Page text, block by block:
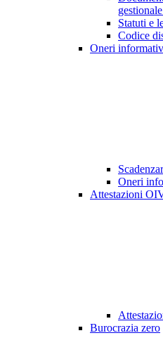
gestionale
Statuti e
Codice
Oneri
Oneri
Attestazioni
Burocrazia zero